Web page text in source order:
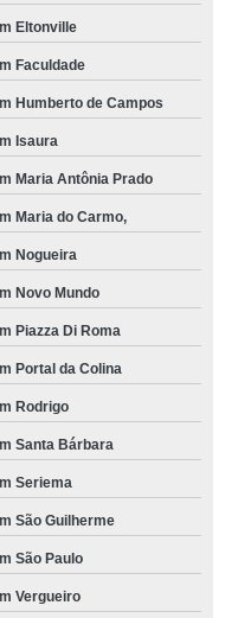
Eltonville
Faculdade
Humberto de Campos
Isaura
Maria Antônia Prado
Maria do Carmo,
Nogueira
Novo Mundo
Piazza Di Roma
Portal da Colina
Rodrigo
Santa Bárbara
Seriema
São Guilherme
São Paulo
Vergueiro